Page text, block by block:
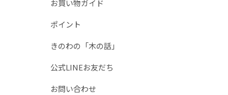
お買い物ガイド
ポイント
きのわの「木の話」
公式LINEお友だち
お問い合わせ